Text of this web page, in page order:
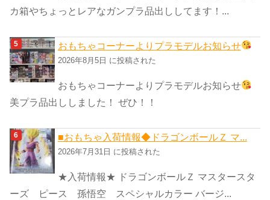
カ箱やちょっとレアなガンプラ品出ししてます！...
おもちゃコーナーよりプラモデルお知らせ
2026年8月5日 に投稿された
おもちゃコーナーよりプラモデルお知らせ
美プラ品出ししました！ ぜひ！！
■おもちゃ入荷情報◆ドラゴンボールＺ マ...
2026年7月31日 に投稿された
★入荷情報★ ドラゴンボールＺ マスタースタ
ーズ ピース 孫悟空 スペシャルカラー バージ...